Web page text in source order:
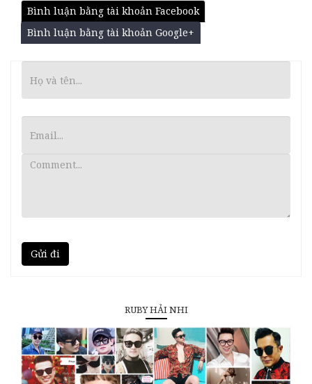
Bình luận bằng tài khoản Facebook
Bình luận bằng tài khoản Google+
Gửi đi
RUBY HẢI NHI